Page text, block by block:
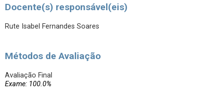
Docente(s) responsável(eis)
Rute Isabel Fernandes Soares
Métodos de Avaliação
Avaliação Final
Exame: 100.0%